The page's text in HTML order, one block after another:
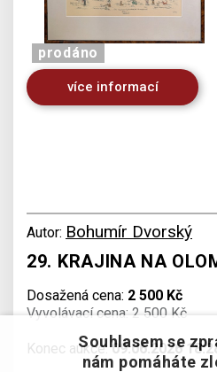
prodáno
více informací
Autor: Bohumír Dvorský
29. KRAJINA NA
Dosažená cena: 2 500 Kč
Vyvolávací cena: 2 500 Kč
Konec aukce:09.06.2026
Souhlasem se
nám pomáháte